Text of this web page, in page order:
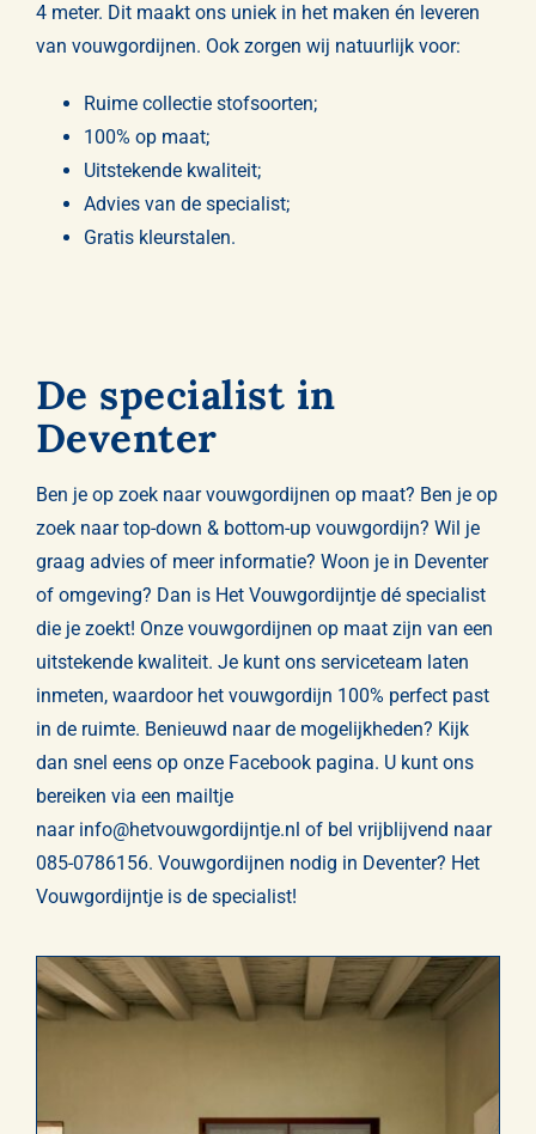
4 meter. Dit maakt ons uniek in het maken én leveren
van vouwgordijnen. Ook zorgen wij natuurlijk voor:
Ruime collectie stofsoorten;
100% op maat;
Uitstekende kwaliteit;
Advies van de specialist;
Gratis kleurstalen.
De specialist in
Deventer
Ben je op zoek naar vouwgordijnen op maat? Ben je op
zoek naar top-down & bottom-up vouwgordijn? Wil je
graag advies of meer informatie? Woon je in Deventer
of omgeving? Dan is Het Vouwgordijntje dé specialist
die je zoekt! Onze vouwgordijnen op maat zijn van een
uitstekende kwaliteit. Je kunt ons serviceteam laten
inmeten, waardoor het vouwgordijn 100% perfect past
in de ruimte. Benieuwd naar de mogelijkheden? Kijk
dan snel eens op onze Facebook pagina. U kunt ons
bereiken via een mailtje
naar info@hetvouwgordijntje.nl of bel vrijblijvend naar
085-0786156. Vouwgordijnen nodig in Deventer? Het
Vouwgordijntje is de specialist!